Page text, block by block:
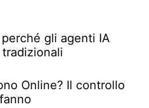
gli agenti IA
Online? Il controllo